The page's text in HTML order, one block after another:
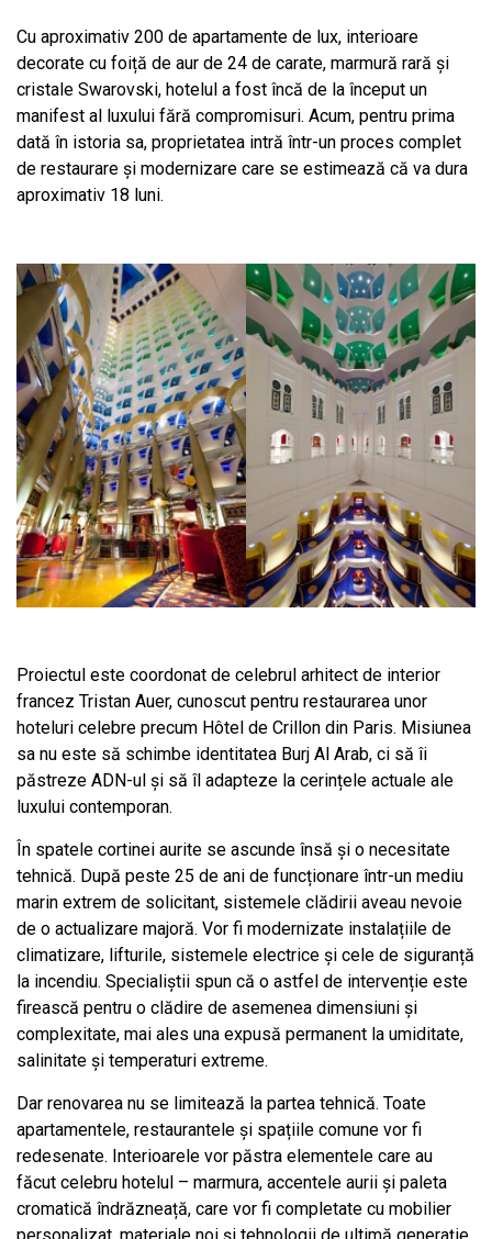
Cu aproximativ 200 de apartamente de lux, interioare
decorate cu foiță de aur de 24 de carate, marmură rară și
cristale Swarovski, hotelul a fost încă de la început un
manifest al luxului fără compromisuri. Acum, pentru prima
dată în istoria sa, proprietatea intră într-un proces complet
de restaurare și modernizare care se estimează că va dura
aproximativ 18 luni.
Proiectul este coordonat de celebrul arhitect de interior
francez Tristan Auer, cunoscut pentru restaurarea unor
hoteluri celebre precum Hôtel de Crillon din Paris. Misiunea
sa nu este să schimbe identitatea Burj Al Arab, ci să îi
păstreze ADN-ul și să îl adapteze la cerințele actuale ale
luxului contemporan.
În spatele cortinei aurite se ascunde însă și o necesitate
tehnică. După peste 25 de ani de funcționare într-un mediu
marin extrem de solicitant, sistemele clădirii aveau nevoie
de o actualizare majoră. Vor fi modernizate instalațiile de
climatizare, lifturile, sistemele electrice și cele de siguranță
la incendiu. Specialiștii spun că o astfel de intervenție este
firească pentru o clădire de asemenea dimensiuni și
complexitate, mai ales una expusă permanent la umiditate,
salinitate și temperaturi extreme.
Dar renovarea nu se limitează la partea tehnică. Toate
apartamentele, restaurantele și spațiile comune vor fi
redesenate. Interioarele vor păstra elementele care au
făcut celebru hotelul – marmura, accentele aurii și paleta
cromatică îndrăzneață, care vor fi completate cu mobilier